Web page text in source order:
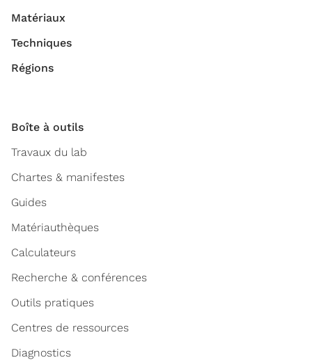
Matériaux
Techniques
Régions
Boîte à outils
Travaux du lab
Chartes & manifestes
Guides
Matériauthèques
Calculateurs
Recherche & conférences
Outils pratiques
Centres de ressources
Diagnostics